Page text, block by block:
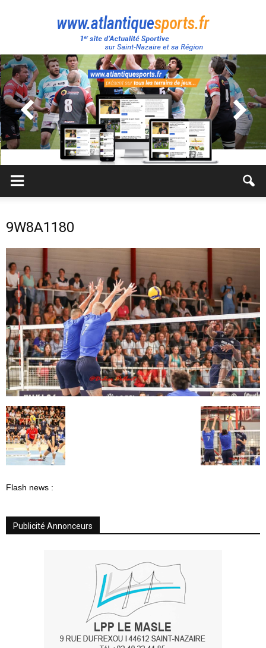
Atlantique
Sport
9W8A1180
Flash news :
Publicité Annonceurs